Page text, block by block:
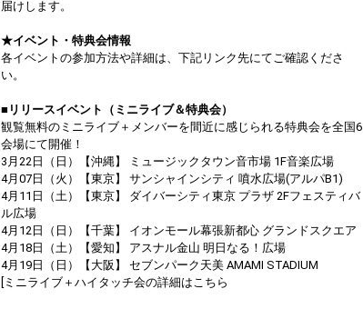
届けします。
★イベント・特典会情報
各イベントの参加方法や詳細は、下記リンク先にてご確認くださ
い。
■リリースイベント（ミニライブ＆特典会）
観覧無料のミニライブ＋メンバーを間近に感じられる特典会を全国6
会場にて開催！
3月22日（日）【沖縄】 ミュージックタウン音市場 1F音楽広場
4月07日（火）【東京】 サンシャインシティ 噴水広場(アルパB1)
4月11日（土）【東京】 ダイバーシティ東京 プラザ 2Fフェスティバ
ル広場
4月12日（日）【千葉】 イオンモール幕張新都心 グランドスクエア
4月18日（土）【愛知】 アスナル金山 明日なる！広場
4月19日（日）【大阪】 セブンパーク天美 AMAMI STADIUM
[ミニライブ＋ハイタッチ会の詳細はこちら